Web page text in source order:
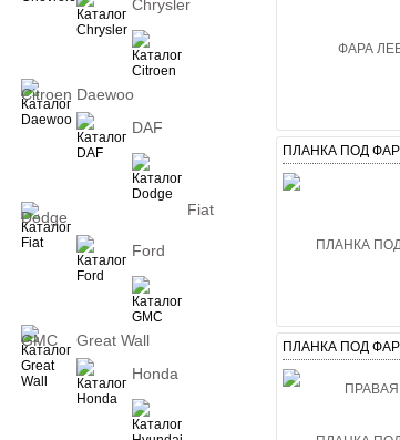
ПЛАНКА ПОД
ПЛАНКА ПОД
Chrysler
Citroen Daewoo
DAF
Dodge Fiat
Ford
GMC
Great Wall
Honda